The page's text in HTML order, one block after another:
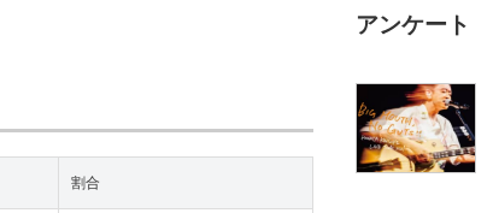
割合
アンケート